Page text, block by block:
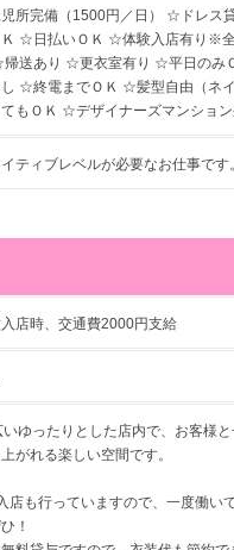
所完備（1500円／日） ☆ドレス
Ｋ ☆日払いＯＫ ☆体験入店有り※
送あり ☆更衣室有り ☆平日のみ
し ☆終電までＯＫ ☆髪型自由（ネ
もＯＫ ☆デザイナーズマンショ
ティブレベルが必要なお仕事です
店時、交通費2000円支給
ゆったりとした店内で、お客様
がれる楽しい空間です。
店も行っていますので、一度働い
！